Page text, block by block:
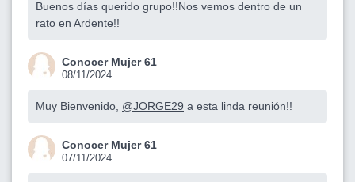
Buenos días querido grupo!!Nos vemos dentro de un
rato en Ardente!!
Conocer Mujer 61
08/11/2024
Muy Bienvenido, @JORGE29 a esta linda reunión!!
Conocer Mujer 61
07/11/2024